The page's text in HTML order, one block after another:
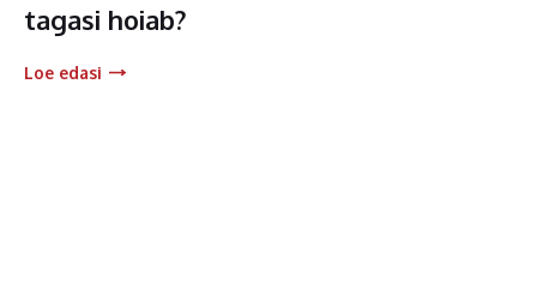
tagasi hoiab?
Loe edasi